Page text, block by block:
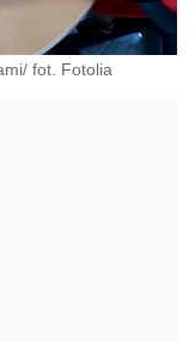
fot. Fotolia